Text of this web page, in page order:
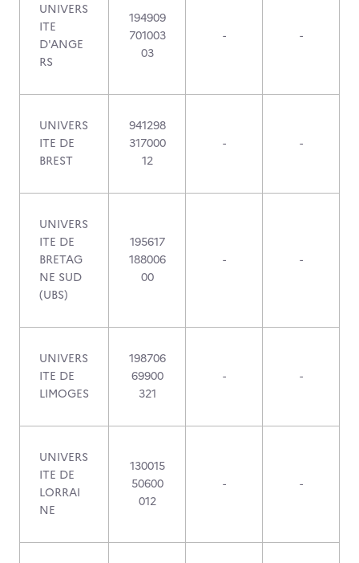
UNIVERS
ITE
D'ANGE
RS
194909
701003
03
- -
UNIVERS
ITE DE
BREST
941298
317000
12
- -
UNIVERS
ITE DE
BRETAG
NE SUD
(UBS)
195617
188006
00
- -
UNIVERS
ITE DE
LIMOGES
198706
69900
321
- -
UNIVERS
ITE DE
LORRAI
NE
130015
50600
012
- -